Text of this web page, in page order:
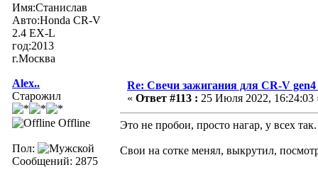
Имя:Станислав
Авто:Honda CR-V
2.4 EX-L
год:2013
г.Москва
Alex..
Старожил
Offline
Пол:
Сообщений: 2875
Re: Свечи зажигания для CR-V
« Ответ #113 : 25 Июля 2022, 16:24:03
Это не пробои, просто нагар, у всех
Свои на сотке менял, выкрутил,